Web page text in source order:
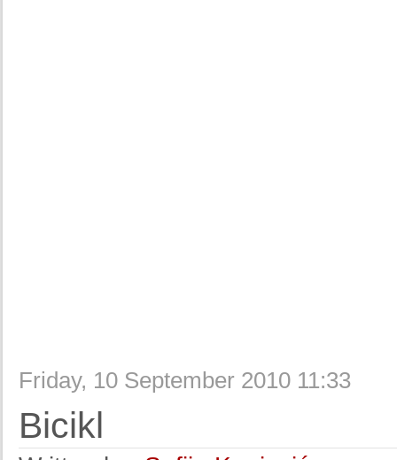
Friday, 10 September 2010 11:33
Bicikl